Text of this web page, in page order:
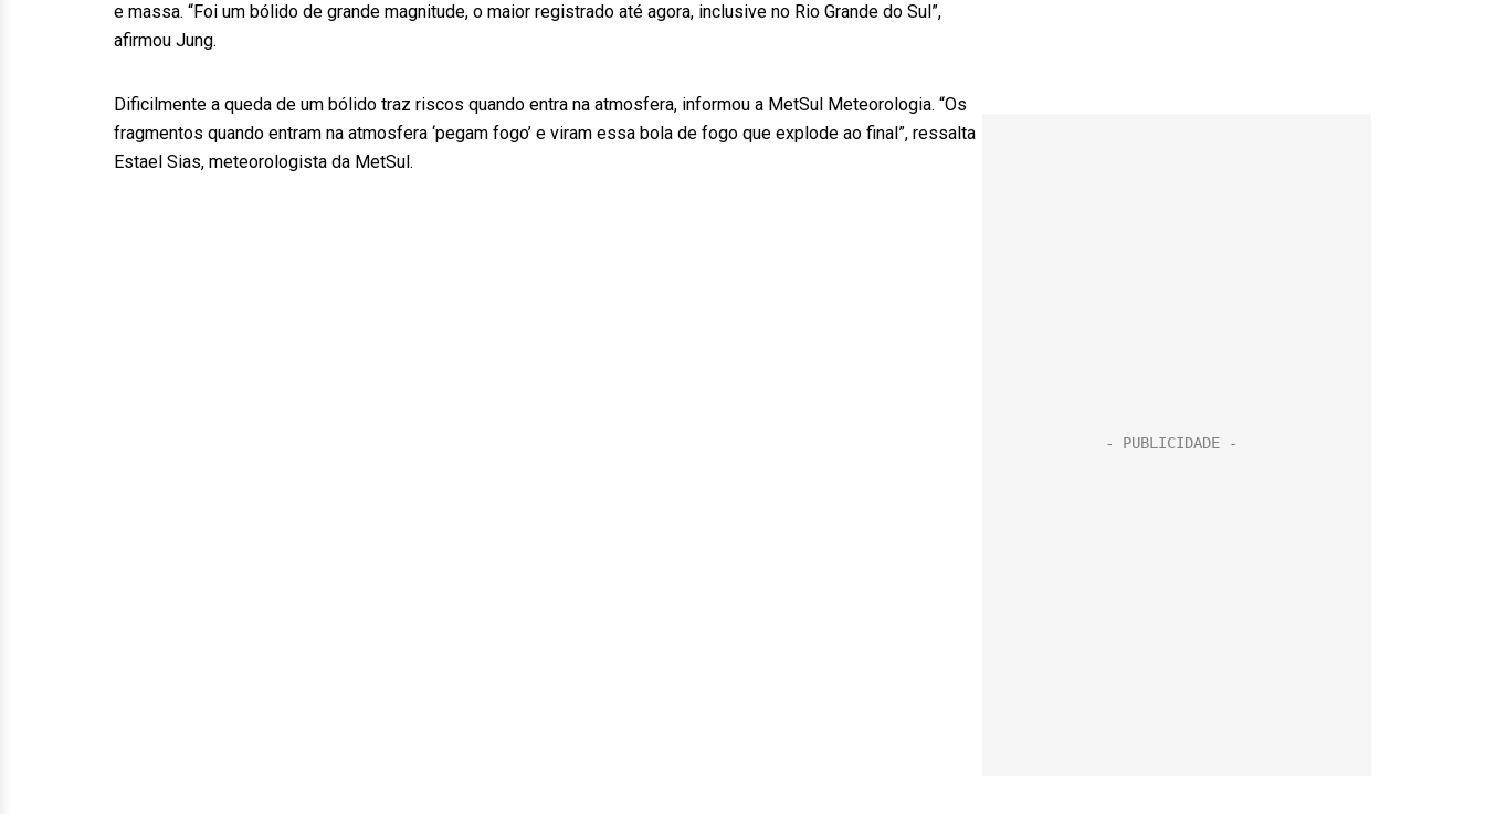
e massa. “Foi um bólido de grande magnitude, o maior registrado até agora, inclusive no Rio Grande do Sul”,
afirmou Jung.
Dificilmente a queda de um bólido traz riscos quando entra na atmosfera, informou a MetSul Meteorologia. “Os
fragmentos quando entram na atmosfera ‘pegam fogo’ e viram essa bola de fogo que explode ao final”, ressalta
Estael Sias, meteorologista da MetSul.